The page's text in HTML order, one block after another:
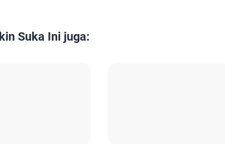
Suka Ini juga: